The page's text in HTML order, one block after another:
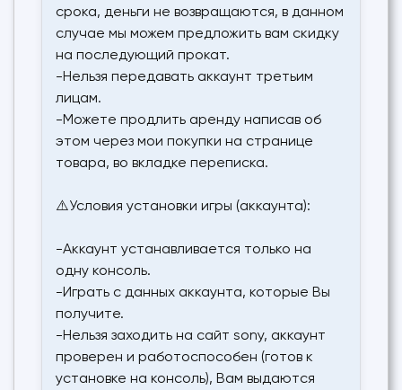
срока, деньги не возвращаются, в данном
случае мы можем предложить вам скидку
на последующий прокат.
-Нельзя передавать аккаунт третьим
лицам.
-Можете продлить аренду написав об
этом через мои покупки на странице
товара, во вкладке переписка.
⚠️Условия установки игры (аккаунта):
-Аккаунт устанавливается только на
одну консоль.
-Играть с данных аккаунта, которые Вы
получите.
-Нельзя заходить на сайт sony, аккаунт
проверен и работоспособен (готов к
установке на консоль), Вам выдаются